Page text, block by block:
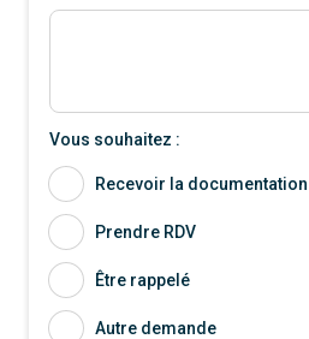
Vous souhaitez :
Recevoir la documentation
Prendre RDV
Être rappelé
Autre demande